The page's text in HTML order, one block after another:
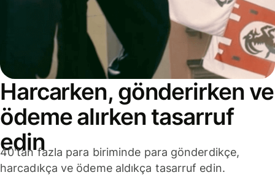
Harcarken, gönderirken ve
ödeme alırken tasarruf
edin
40'tan fazla para biriminde para gönderdikçe,
harcadıkça ve ödeme aldıkça tasarruf edin.